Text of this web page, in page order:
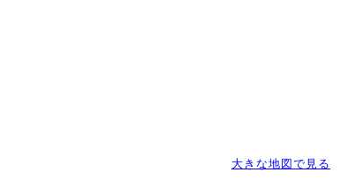
大きな地図で見る